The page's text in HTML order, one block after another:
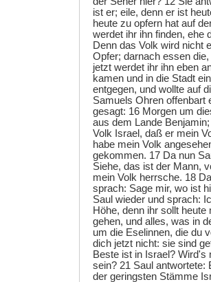
ist er; eile, denn er ist
heute zu opfern hat auf
werdet ihr ihn finden, ehe
Denn das Volk wird nicht
Opfer; darnach essen
jetzt werdet ihr ihn eben
kamen und in die Stadt
entgegen, und wollte auf
Samuels Ohren offenbart
gesagt: 16 Morgen um
aus dem Lande
Volk Israel, daß er mein
habe mein Volk
gekommen. 17 Da nun
Siehe, das ist der Mann,
mein Volk herrsche. 18
sprach: Sage mir, wo ist
Saul wieder und sprach:
Höhe, denn ihr sollt
gehen, und alles, was in
um die Eselinnen, die du
dich jetzt nicht: sie sind
Beste ist in Israel? Wird's
sein? 21 Saul antwortete:
der geringsten Stämme